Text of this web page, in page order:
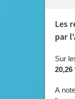
Les
par
Sur
20,26
A